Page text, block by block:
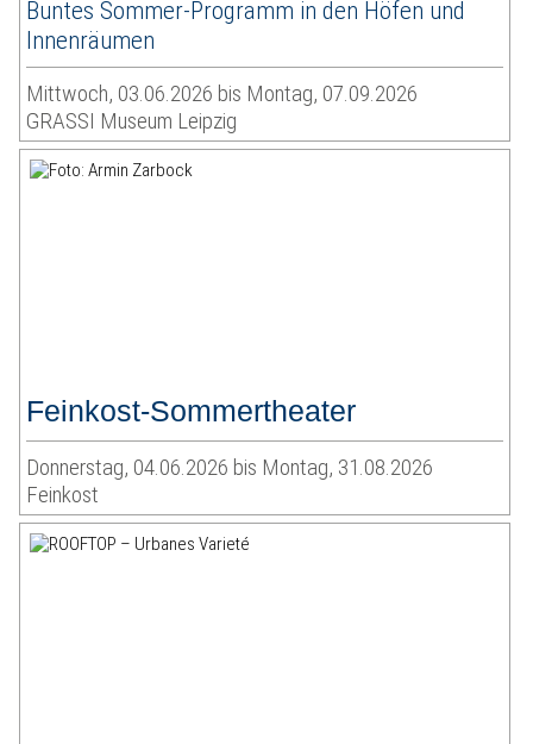
Buntes Sommer-Programm in den Höfen und
Innenräumen
Mittwoch, 03.06.2026 bis Montag, 07.09.2026
GRASSI Museum Leipzig
Feinkost-Sommertheater
Donnerstag, 04.06.2026 bis Montag, 31.08.2026
Feinkost